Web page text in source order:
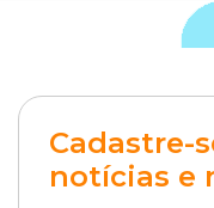
Cadastre-
notícias e